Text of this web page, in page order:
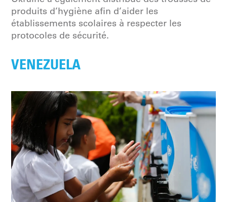
produits d’hygiène afin d’aider les
établissements scolaires à respecter les
protocoles de sécurité.
VENEZUELA